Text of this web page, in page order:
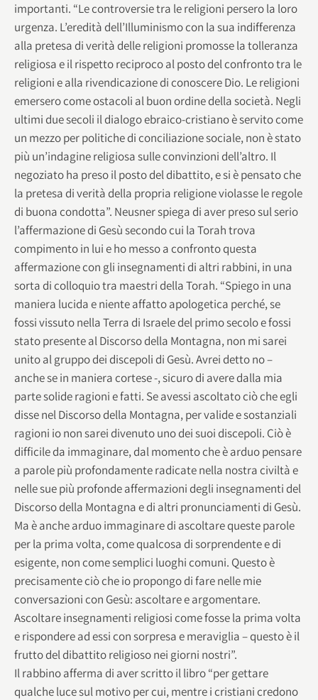
importanti. “Le controversie tra le religioni persero la loro
urgenza. L’eredità dell’Illuminismo con la sua indifferenza
alla pretesa di verità delle religioni promosse la tolleranza
religiosa e il rispetto reciproco al posto del confronto tra le
religioni e alla rivendicazione di conoscere Dio. Le religioni
emersero come ostacoli al buon ordine della società. Negli
ultimi due secoli il dialogo ebraico-cristiano è servito come
un mezzo per politiche di conciliazione sociale, non è stato
più un’indagine religiosa sulle convinzioni dell’altro. Il
negoziato ha preso il posto del dibattito, e si è pensato che
la pretesa di verità della propria religione violasse le regole
di buona condotta”. Neusner spiega di aver preso sul serio
l’affermazione di Gesù secondo cui la Torah trova
compimento in lui e ho messo a confronto questa
affermazione con gli insegnamenti di altri rabbini, in una
sorta di colloquio tra maestri della Torah. “Spiego in una
maniera lucida e niente affatto apologetica perché, se
fossi vissuto nella Terra di Israele del primo secolo e fossi
stato presente al Discorso della Montagna, non mi sarei
unito al gruppo dei discepoli di Gesù. Avrei detto no –
anche se in maniera cortese -, sicuro di avere dalla mia
parte solide ragioni e fatti. Se avessi ascoltato ciò che egli
disse nel Discorso della Montagna, per valide e sostanziali
ragioni io non sarei divenuto uno dei suoi discepoli. Ciò è
difficile da immaginare, dal momento che è arduo pensare
a parole più profondamente radicate nella nostra civiltà e
nelle sue più profonde affermazioni degli insegnamenti del
Discorso della Montagna e di altri pronunciamenti di Gesù.
Ma è anche arduo immaginare di ascoltare queste parole
per la prima volta, come qualcosa di sorprendente e di
esigente, non come semplici luoghi comuni. Questo è
precisamente ciò che io propongo di fare nelle mie
conversazioni con Gesù: ascoltare e argomentare.
Ascoltare insegnamenti religiosi come fosse la prima volta
e rispondere ad essi con sorpresa e meraviglia – questo è il
frutto del dibattito religioso nei giorni nostri”.
Il rabbino afferma di aver scritto il libro “per gettare
qualche luce sul motivo per cui, mentre i cristiani credono